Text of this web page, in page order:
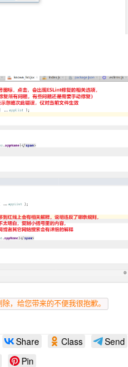
，给您带来的不便我很抱歉。
Share Class
Send
Pin